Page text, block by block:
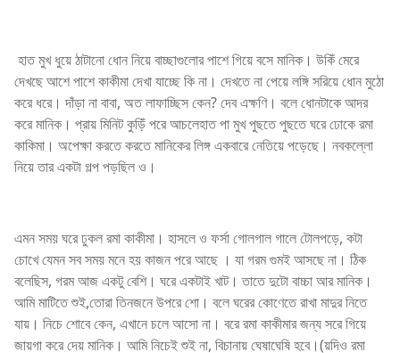
হাত মুখ ধুয়ে ঠাটানো ধোন নিয়ে বাচ্ছাগুলোর পাশে গিয়ে বসে মানিক। উকিঁ মেরে
দেখছে আশে পাশে কাকীমা দেখা যাচ্ছে কি না। দেখতে না পেয়ে লঙ্গি সরিয়ে ধোন মুঠো
করে ধরে। দাঁড়া না বাবা, অত লাফাচ্ছিস কেন? দেব এক্ষণি। বলে ধোনটাকে আদর
করে মানিক। প্রায় মিনিট কুড়িঁ পরে আচলেহাত পা মুখ পুছতে পুছতে ঘরে ঢোকে রমা
কাকিমা। অপেক্ষা করতে করতে মানিকের লিঙ্গ একবারে নেতিয়ে পড়েছে। নবকল্লো
নিয়ে তার একটা গল্প পড়ছিল ও।
এমন সময় ঘরে ঢুকল রমা কাকীমা। হাসলে ও ফর্সা গোলগাল গালে টোলপড়ে, কটা
চোখে যেমন সব সময় মনে হয় কাজন পরে আছে । যা গরম গুমই আসছে না। ঠিক
বলেছিস, গরম আজ একটু বেশি। ঘরে একটাই খাট। তাতে দুটো বাচ্চা আর মানিক।
আমি মাটিতে শুই,তোরা তিনজনে উপরে শো। বলে ঘরের কোণেতে রাখা মাদুর নিতে
যায়। নিচে শোবে কেন, এখানে চলে আসো না। বরে রমা কাকীমার জন্য সরে গিয়ে
জায়গা করে দেয় মানিক। আমি নিচেই শুই না, বিচানায় ঘেষাঘেষি হবে।(য়দিও রমা